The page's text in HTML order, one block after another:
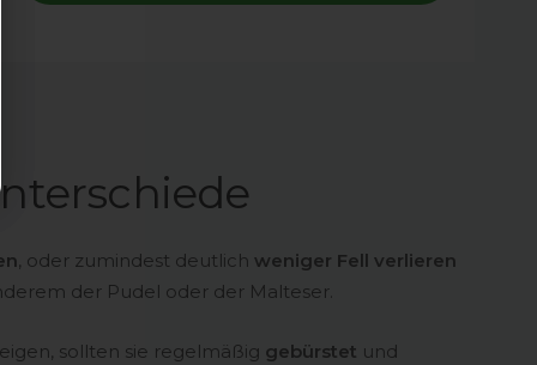
, oder zumindest deutlich weniger Fell verlieren
der Pudel oder der Malteser.
sollten sie regelmäßig gebürstet und